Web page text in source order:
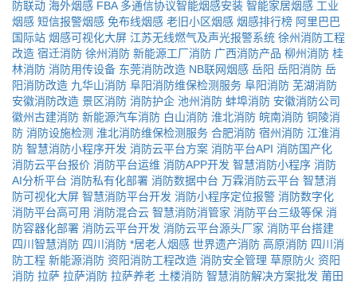
防联动 海外烟感 FBA 多通信协议智能烟感安装 智能家居烟感 工业
烟感 短信报警烟感 免布线烟感 老旧小区烟感 烟感排行榜 阿里巴巴
国际站 烟感可视化大屏 江苏无线燃气及声光报警系统 徐州消防工程
改造 宿迁消防 徐州消防 新能源工厂消防 广西消防产品 柳州消防 桂
林消防 消防用传设备 东莞消防改造 NB联网烟感 岳阳 岳阳消防 岳
阳消防改造 九华山消防 阜阳消防维保检测服务 阜阳消防 芜湖消防
安徽消防改造 景区消防 消防护企 池州消防 蚌埠消防 安徽消防公司
徽州古建消防 新能源汽车消防 白山消防 淮北消防 皖南消防 铜陵消
防 消防设施检测 淮北消防维保检测服务 合肥消防 宿州消防 江淮消
防 智慧消防小程序开发 消防云平台方案 消防平台API 消防国产化
消防云平台报价 消防平台运维 消防APP开发 智慧消防小程序 消防
AI分析平台 消防私有化部署 消防数据中台 万霖消防云平台 智慧消
防可视化大屏 智慧消防平台开发 消防小程序定位报警 消防数字化
消防平台高可用 消防混合云 智慧消防消管家 消防平台三级等保 消
防容器化部署 消防云平台开发 消防云平台源头厂家 消防平台搭建
四川智慧消防 四川消防 *居老人烟感 世界遗产消防 高原消防 四川消
防工程 新能源消防 资阳消防工程改造 消防安全管理 草原防火 资阳
消防 拉萨 拉萨消防 拉萨养老 土楼消防 智慧消防解决方案批发 莆田